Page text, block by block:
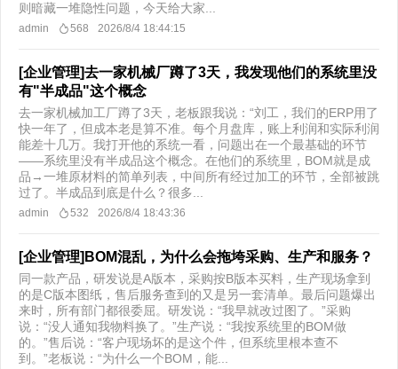
则暗藏一堆隐性问题，今天给大家...
admin 568 2026/8/4 18:44:15
[企业管理]去一家机械厂蹲了3天，我发现他们的系统里没
有"半成品"这个概念
去一家机械加工厂蹲了3天，老板跟我说：“刘工，我们的ERP用了
快一年了，但成本老是算不准。每个月盘库，账上利润和实际利润
能差十几万。我打开他的系统一看，问题出在一个最基础的环节
——系统里没有半成品这个概念。在他们的系统里，BOM就是成
品→一堆原材料的简单列表，中间所有经过加工的环节，全部被跳
过了。半成品到底是什么？很多...
admin 532 2026/8/4 18:43:36
[企业管理]BOM混乱，为什么会拖垮采购、生产和服务？
同一款产品，研发说是A版本，采购按B版本买料，生产现场拿到
的是C版本图纸，售后服务查到的又是另一套清单。最后问题爆出
来时，所有部门都很委屈。研发说：“我早就改过图了。”采购
说：“没人通知我物料换了。”生产说：“我按系统里的BOM做
的。”售后说：“客户现场坏的是这个件，但系统里根本查不
到。”老板说：“为什么一个BOM，能...